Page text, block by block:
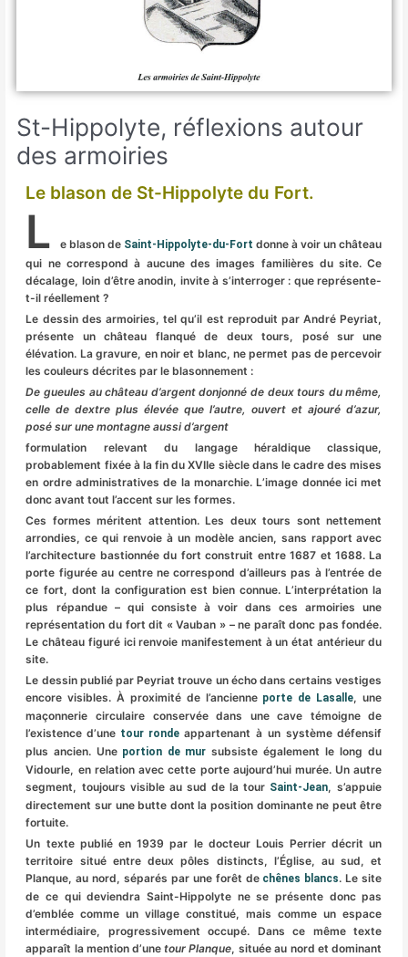
St-Hippolyte, réflexions autour
des armoiries
Le blason de St-Hippolyte du Fort.
L e blason de Saint-Hippolyte-du-Fort donne à voir un château
qui ne correspond à aucune des images familières du site. Ce
décalage, loin d’être anodin, invite à s’interroger : que représente-
t-il réellement ?
Le dessin des armoiries, tel qu’il est reproduit par André Peyriat,
présente un château flanqué de deux tours, posé sur une
élévation. La gravure, en noir et blanc, ne permet pas de percevoir
les couleurs décrites par le blasonnement :
De gueules au château d’argent donjonné de deux tours du même,
celle de dextre plus élevée que l’autre, ouvert et ajouré d’azur,
posé sur une montagne aussi d’argent
formulation relevant du langage héraldique classique,
probablement fixée à la fin du XVIIe siècle dans le cadre des mises
en ordre administratives de la monarchie. L’image donnée ici met
donc avant tout l’accent sur les formes.
Ces formes méritent attention. Les deux tours sont nettement
arrondies, ce qui renvoie à un modèle ancien, sans rapport avec
l’architecture bastionnée du fort construit entre 1687 et 1688. La
porte figurée au centre ne correspond d’ailleurs pas à l’entrée de
ce fort, dont la configuration est bien connue. L’interprétation la
plus répandue – qui consiste à voir dans ces armoiries une
représentation du fort dit « Vauban » – ne paraît donc pas fondée.
Le château figuré ici renvoie manifestement à un état antérieur du
site.
Le dessin publié par Peyriat trouve un écho dans certains vestiges
encore visibles. À proximité de l’ancienne porte de Lasalle, une
maçonnerie circulaire conservée dans une cave témoigne de
l’existence d’une tour ronde appartenant à un système défensif
plus ancien. Une portion de mur subsiste également le long du
Vidourle, en relation avec cette porte aujourd’hui murée. Un autre
segment, toujours visible au sud de la tour Saint-Jean, s’appuie
directement sur une butte dont la position dominante ne peut être
fortuite.
Un texte publié en 1939 par le docteur Louis Perrier décrit un
territoire situé entre deux pôles distincts, l’Église, au sud, et
Planque, au nord, séparés par une forêt de chênes blancs. Le site
de ce qui deviendra Saint-Hippolyte ne se présente donc pas
d’emblée comme un village constitué, mais comme un espace
intermédiaire, progressivement occupé. Dans ce même texte
apparaît la mention d’unetour Planque, située au nord et dominant